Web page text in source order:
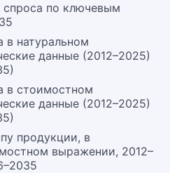
по ключевым
в натуральном
данные (2012–2025)
в стоимостном
данные (2012–2025)
продукции, в
выражении, 2012–